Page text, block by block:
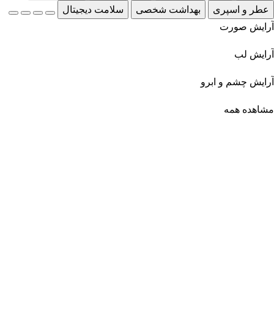
عطر و اسپری
بهداشت شخصی
سلامت دیجیتال
آرایش صورت
آرایش لب
آرایش چشم و ابرو
مشاهده همه